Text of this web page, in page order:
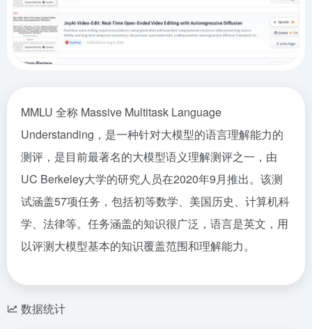
MMLU 全称 Massive Multitask Language
Understanding，是一种针对大模型的语言理解能力的
测评，是目前最著名的大模型语义理解测评之一，由
UC Berkeley大学的研究人员在2020年9月推出。该测
试涵盖57项任务，包括初等数学、美国历史、计算机科
学、法律等。任务涵盖的知识很广泛，语言是英文，用
以评测大模型基本的知识覆盖范围和理解能力。
数据统计